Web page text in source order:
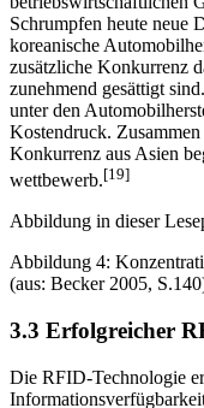
Hat die Anzahl der
betriebswirtschaftlichen
Schrumpfen heute neue
koreanische
zusätzliche Konkurrenz
zunehmend gesättigt
unter den
Kostendruck. Zusammen
wettbewerb.[19]
Abbildung in dieser
(aus: Becker 2005,
3.3 Erfolgreicher